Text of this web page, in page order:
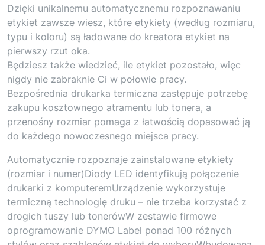
Dzięki unikalnemu automatycznemu rozpoznawaniu
etykiet zawsze wiesz, które etykiety (według rozmiaru,
typu i koloru) są ładowane do kreatora etykiet na
pierwszy rzut oka.
Będziesz także wiedzieć, ile etykiet pozostało, więc
nigdy nie zabraknie Ci w połowie pracy.
Bezpośrednia drukarka termiczna zastępuje potrzebę
zakupu kosztownego atramentu lub tonera, a
przenośny rozmiar pomaga z łatwością dopasować ją
do każdego nowoczesnego miejsca pracy.
Automatycznie rozpoznaje zainstalowane etykiety
(rozmiar i numer)Diody LED identyfikują połączenie
drukarki z komputeremUrządzenie wykorzystuje
termiczną technologię druku – nie trzeba korzystać z
drogich tuszy lub tonerówW zestawie firmowe
oprogramowanie DYMO Label ponad 100 różnych